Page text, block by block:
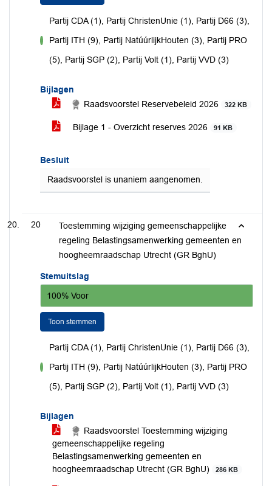
Partij CDA (1), Partij ChristenUnie (1), Partij D66 (3),
Partij ITH (9), Partij NatúúrlijkHouten (3), Partij PRO
(5), Partij SGP (2), Partij Volt (1), Partij VVD (3)
Bijlagen
Raadsvoorstel Reservebeleid 2026
322 KB
Bijlage 1 - Overzicht reserves 2026 91 KB
Besluit
Raadsvoorstel is unaniem aangenomen.
20
Toestemming wijziging gemeenschappelijke
regeling Belastingsamenwerking gemeenten en
hoogheemraadschap Utrecht (GR BghU)
Stemuitslag
100% Voor
Toon stemmen
Partij CDA (1), Partij ChristenUnie (1), Partij D66 (3),
Partij ITH (9), Partij NatúúrlijkHouten (3), Partij PRO
(5), Partij SGP (2), Partij Volt (1), Partij VVD (3)
Bijlagen
Raadsvoorstel Toestemming wijziging
gemeenschappelijke regeling
Belastingsamenwerking gemeenten en
hoogheemraadschap Utrecht (GR BghU)
286 KB